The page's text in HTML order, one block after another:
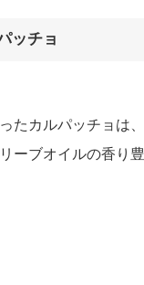
ッチョ
たカルパッチョは
ーブオイルの香り